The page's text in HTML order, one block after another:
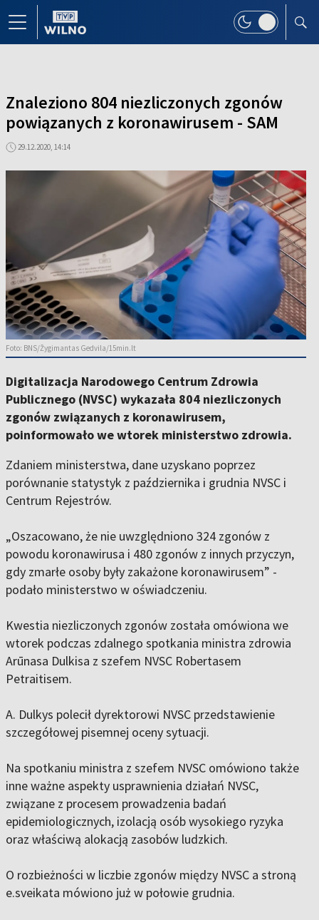
Znaleziono 804 niezliczonych zgonów
powiązanych z koronawirusem - SAM
29.12.2020, 14:14
Foto: BNS/Žygimantas Gedvila/15min.lt
Digitalizacja Narodowego Centrum Zdrowia
Publicznego (NVSC) wykazała 804 niezliczonych
zgonów związanych z koronawirusem,
poinformowało we wtorek ministerstwo zdrowia.
Zdaniem ministerstwa, dane uzyskano poprzez
porównanie statystyk z października i grudnia NVSC i
Centrum Rejestrów.
„Oszacowano, że nie uwzględniono 324 zgonów z
powodu koronawirusa i 480 zgonów z innych przyczyn,
gdy zmarłe osoby były zakażone koronawirusem” -
podało ministerstwo w oświadczeniu.
Kwestia niezliczonych zgonów została omówiona we
wtorek podczas zdalnego spotkania ministra zdrowia
Arūnasa Dulkisa z szefem NVSC Robertasem
Petraitisem.
A. Dulkys polecił dyrektorowi NVSC przedstawienie
szczegółowej pisemnej oceny sytuacji.
Na spotkaniu ministra z szefem NVSC omówiono także
inne ważne aspekty usprawnienia działań NVSC,
związane z procesem prowadzenia badań
epidemiologicznych, izolacją osób wysokiego ryzyka
oraz właściwą alokacją zasobów ludzkich.
O rozbieżności w liczbie zgonów między NVSC a stroną
e.sveikata mówiono już w połowie grudnia.